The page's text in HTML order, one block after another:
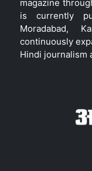
magazine
is currently
Moradabad,
continuously
Hindi journalism